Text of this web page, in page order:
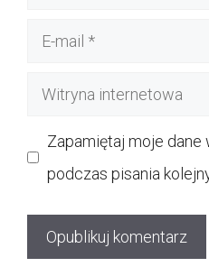
Witryna
Zapamiętaj moje
podczas pisania